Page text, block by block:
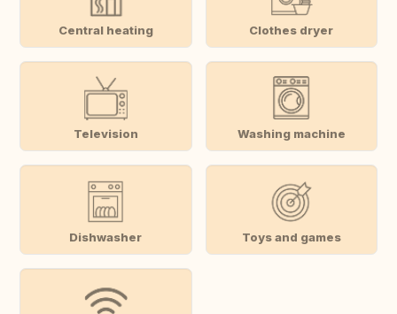
Central heating Clothes dryer
Television Washing machine
Dishwasher Toys and games